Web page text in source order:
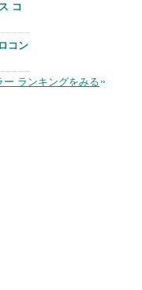
コ
コン
ー ランキングをみる